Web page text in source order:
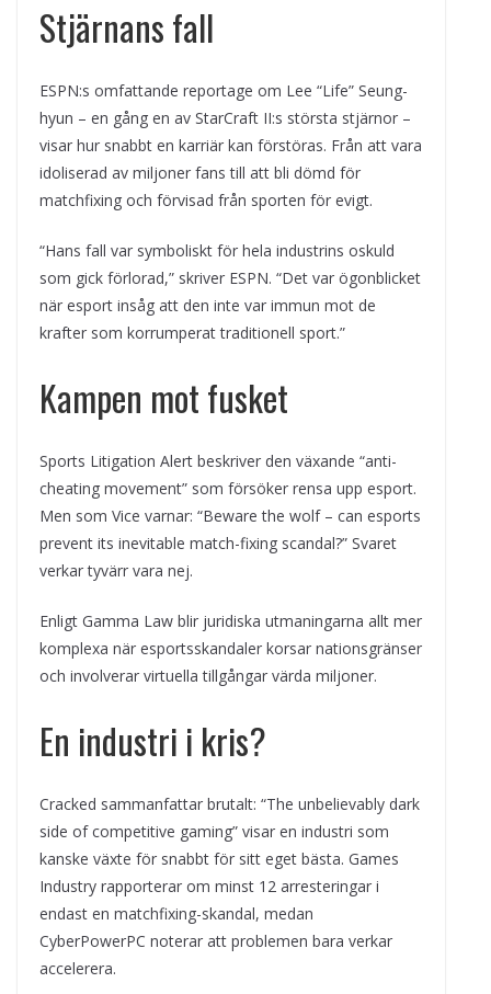
Stjärnans fall
ESPN:s omfattande reportage om Lee “Life” Seung-
hyun – en gång en av StarCraft II:s största stjärnor –
visar hur snabbt en karriär kan förstöras. Från att vara
idoliserad av miljoner fans till att bli dömd för
matchfixing och förvisad från sporten för evigt.
“Hans fall var symboliskt för hela industrins oskuld
som gick förlorad,” skriver ESPN. “Det var ögonblicket
när esport insåg att den inte var immun mot de
krafter som korrumperat traditionell sport.”
Kampen mot fusket
Sports Litigation Alert beskriver den växande “anti-
cheating movement” som försöker rensa upp esport.
Men som Vice varnar: “Beware the wolf – can esports
prevent its inevitable match-fixing scandal?” Svaret
verkar tyvärr vara nej.
Enligt Gamma Law blir juridiska utmaningarna allt mer
komplexa när esportsskandaler korsar nationsgränser
och involverar virtuella tillgångar värda miljoner.
En industri i kris?
Cracked sammanfattar brutalt: “The unbelievably dark
side of competitive gaming” visar en industri som
kanske växte för snabbt för sitt eget bästa. Games
Industry rapporterar om minst 12 arresteringar i
endast en matchfixing-skandal, medan
CyberPowerPC noterar att problemen bara verkar
accelerera.